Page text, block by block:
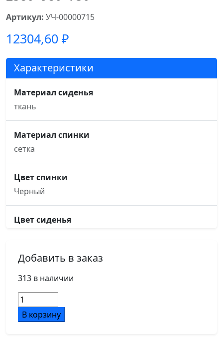
Артикул: УЧ-00000715
12304,60 ₽
Характеристики
Материал сиденья
ткань
Материал спинки
сетка
Цвет спинки
Черный
Цвет сиденья
Основание кресла
пятилучье, d640, металлическое хромированное
Подлокотники
металлические хромированные, с черными
Добавить в заказ
313 в наличии
Количество
товара
Оникс
В корзину